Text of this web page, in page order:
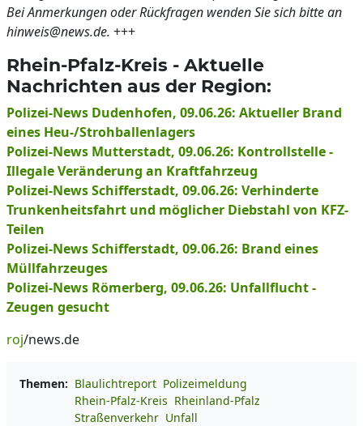
Bei Anmerkungen oder Rückfragen wenden Sie sich bitte an
hinweis@news.de. +++
Rhein-Pfalz-Kreis - Aktuelle
Nachrichten aus der Region:
Polizei-News Dudenhofen, 09.06.26: Aktueller Brand
eines Heu-/Strohballenlagers
Polizei-News Mutterstadt, 09.06.26: Kontrollstelle -
Illegale Veränderung an Kraftfahrzeug
Polizei-News Schifferstadt, 09.06.26: Verhinderte
Trunkenheitsfahrt und möglicher Diebstahl von KFZ-
Teilen
Polizei-News Schifferstadt, 09.06.26: Brand eines
Müllfahrzeuges
Polizei-News Römerberg, 09.06.26: Unfallflucht -
Zeugen gesucht
roj/news.de
Themen: Blaulichtreport Polizeimeldung
Rhein-Pfalz-Kreis Rheinland-Pfalz
Straßenverkehr Unfall